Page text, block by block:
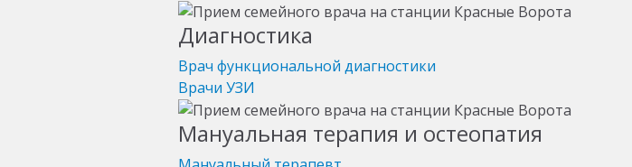
Диагностика
Врач функциональной диагностики
Врачи УЗИ
Мануальная терапия и остеопатия